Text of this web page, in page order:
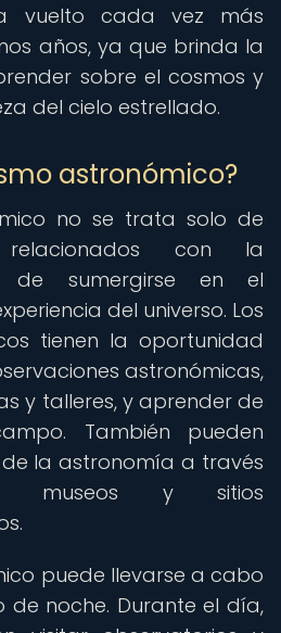
vuelto cada vez más
años, ya que brinda la
sobre el cosmos y
del cielo estrellado.
astronómico?
no se trata solo de
con la
de sumergirse en el
del universo. Los
tienen la oportunidad
astronómicas,
y talleres, y aprender de
También pueden
la astronomía a través
y sitios
puede llevarse a cabo
noche. Durante el día,